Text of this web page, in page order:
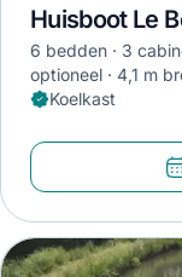
Huisboot Le
6 bedden 3
optioneel
4,1 m
Koelkast